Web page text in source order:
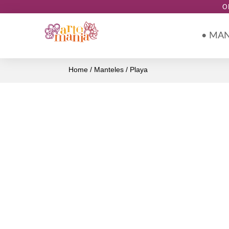
•
Home / Manteles / Playa